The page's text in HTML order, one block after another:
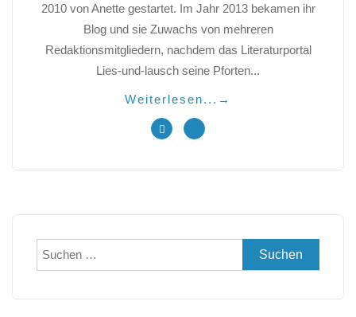
2010 von Anette gestartet. Im Jahr 2013 bekamen ihr
Blog und sie Zuwachs von mehreren
Redaktionsmitgliedern, nachdem das Literaturportal
Lies-und-lausch seine Pforten...
Weiterlesen... →
Suchen
nach: